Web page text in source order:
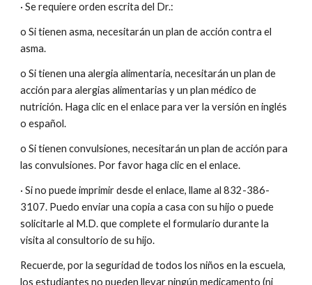
· Se requiere orden escrita del Dr.:
o Si tienen asma, necesitarán un plan de acción contra el
asma.
o Si tienen una alergia alimentaria, necesitarán un plan de
acción para alergias alimentarias y un plan médico de
nutrición. Haga clic en el enlace para ver la versión en inglés
o español.
o Si tienen convulsiones, necesitarán un plan de acción para
las convulsiones. Por favor haga clic en el enlace.
· Si no puede imprimir desde el enlace, llame al 832-386-
3107. Puedo enviar una copia a casa con su hijo o puede
solicitarle al M.D. que complete el formulario durante la
visita al consultorio de su hijo.
Recuerde, por la seguridad de todos los niños en la escuela,
los estudiantes no pueden llevar ningún medicamento (ni